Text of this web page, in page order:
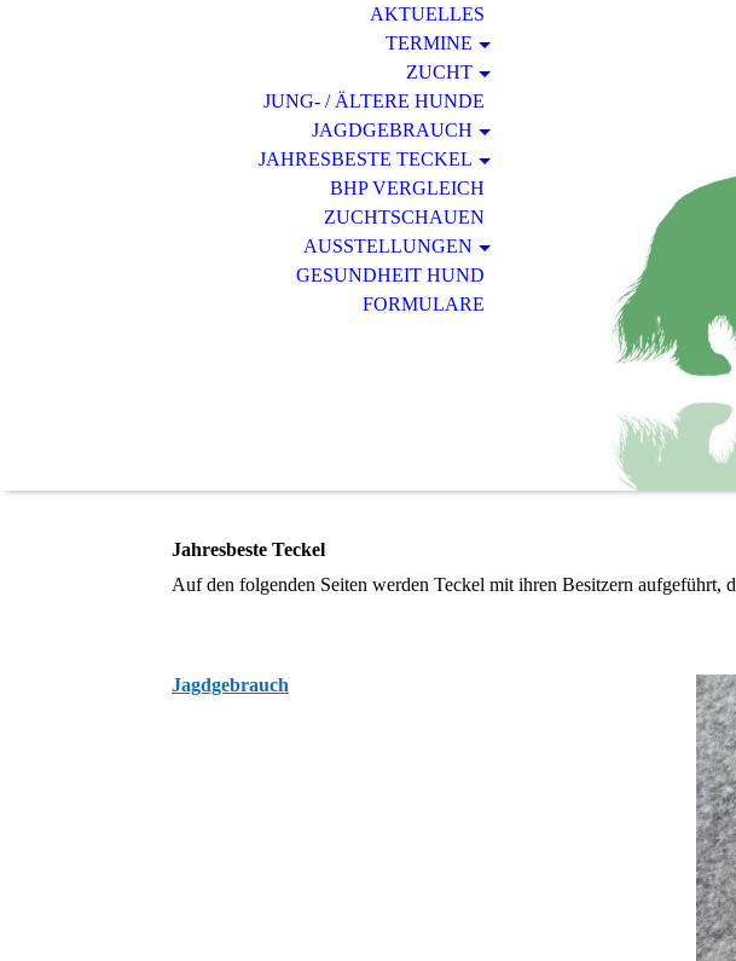
AKTUELLES
TERMINE
ZUCHT
JUNG- / ÄLTERE HUNDE
JAGDGEBRAUCH
JAHRESBESTE TECKEL
BHP VERGLEICH
ZUCHTSCHAUEN
AUSSTELLUNGEN
GESUNDHEIT HUND
FORMULARE
Jahresbeste Teckel
Auf den folgenden Seiten werden Teckel mit ihren Besitzern aufgeführt,
Jagdgebrauch